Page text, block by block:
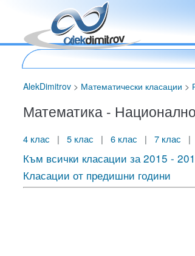
AlekDimitrov> Математически класации >
Математика -
4 клас | 5 клас | 6 клас | 7 клас |
Към всички класации за 2015 -
Класации от предишни години